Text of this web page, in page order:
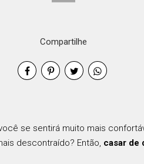
Compartilhe
se sentirá muito mais
descontraído? Então, casar de